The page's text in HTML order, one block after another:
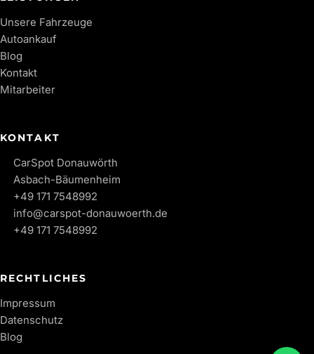
Unsere Fahrzeuge
Autoankauf
Blog
Kontakt
Mitarbeiter
KONTAKT
CarSpot Donauwörth
Asbach-Bäumenheim
+49 171 7548992
info@carspot-donauwoerth.de
+49 171 7548992
RECHTLICHES
Impressum
Datenschutz
Blog